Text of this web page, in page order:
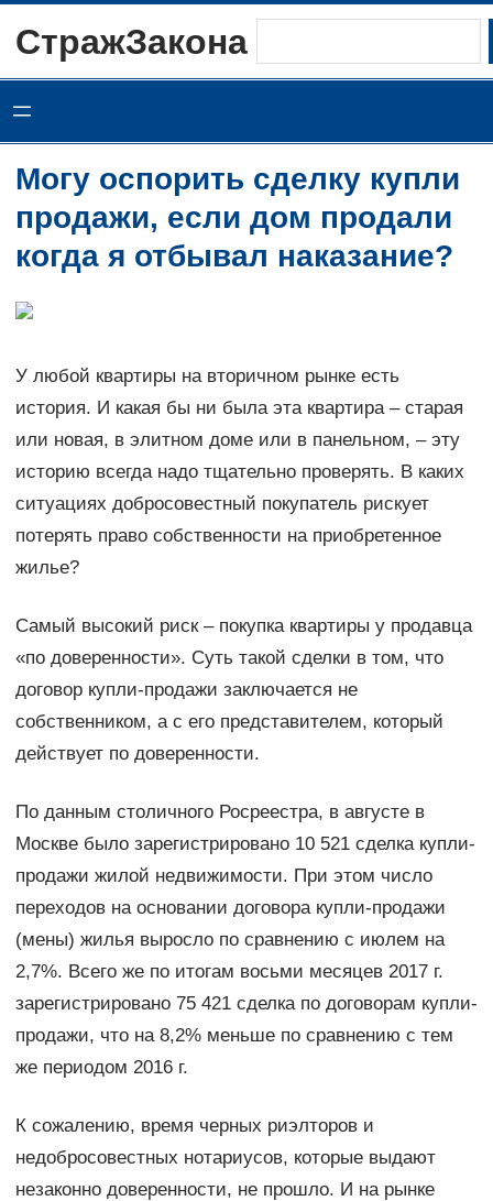
содержимому
СтражЗакона
Могу оспорить сделку купли
продажи, если дом продали
когда я отбывал наказание?
У любой квартиры на вторичном рынке есть
история. И какая бы ни была эта квартира – старая
или новая, в элитном доме или в панельном, – эту
историю всегда надо тщательно проверять. В каких
ситуациях добросовестный покупатель рискует
потерять право собственности на приобретенное
жилье?
Самый высокий риск – покупка квартиры у продавца
«по доверенности». Суть такой сделки в том, что
договор купли-продажи заключается не
собственником, а с его представителем, который
действует по доверенности.
По данным столичного Росреестра, в августе в
Москве было зарегистрировано 10 521 сделка купли-
продажи жилой недвижимости. При этом число
переходов на основании договора купли-продажи
(мены) жилья выросло по сравнению с июлем на
2,7%. Всего же по итогам восьми месяцев 2017 г.
зарегистрировано 75 421 сделка по договорам купли-
продажи, что на 8,2% меньше по сравнению с тем
же периодом 2016 г.
К сожалению, время черных риэлторов и
недобросовестных нотариусов, которые выдают
незаконно доверенности, не прошло. И на рынке